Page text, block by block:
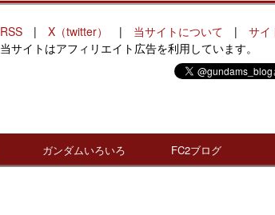
RSS | X（twitter） | 当サイトについて | サイ
当サイトはアフィリエイト広告を利用しています。
ガンダムいろいろ FC2ブログ